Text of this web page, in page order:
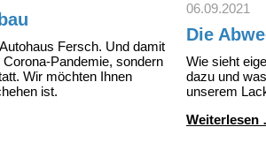
Fersch. Und damit
Pandemie, sondern
Wir möchten Ihnen
ist.
06.09.2021
Die
Wie sieht
dazu und
unserem
Weiterlesen